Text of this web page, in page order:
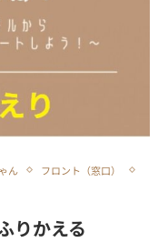
ん
フロント（窓口）
りかえる